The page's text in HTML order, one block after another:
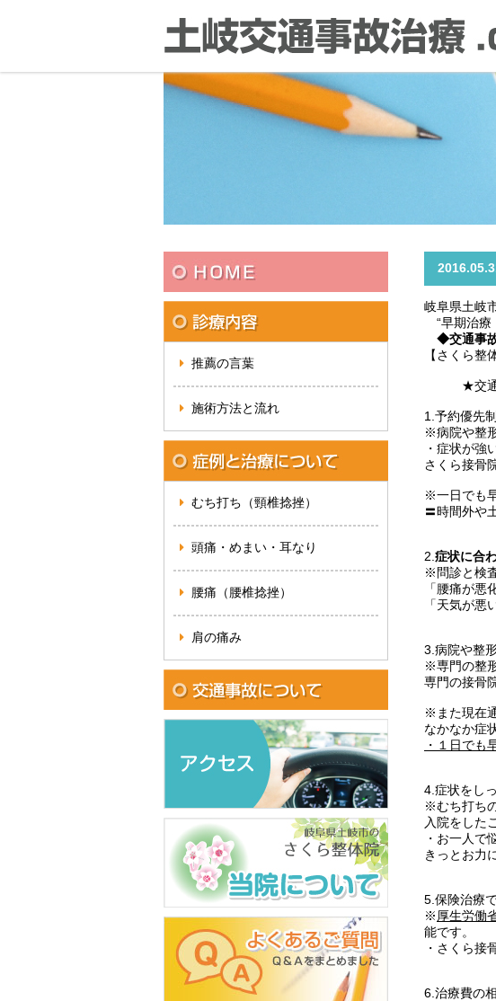
推薦の言葉
施術方法と流れ
むち打ち（頸椎捻挫）
頭痛・めまい・耳なり
腰痛（腰椎捻挫）
肩の痛み
岐阜県土岐
“早期治療
◆交通事
【さくら整
★交通事
1.予約優先
※病院や整
・ 症状が強
さくら接骨
※一日でも
〓時間外や
2. 症状に合
※問診と検
「腰痛が悪
「天気が
3.病院や整
※専門の整
専門の接骨
※また現在
なかなか症
・１日でも
4.症状をし
※むち打ち
入院をした
・お一人で
きっとお力
5.保険治療
※厚生労働
能です。
・さくら接
6.治療費の